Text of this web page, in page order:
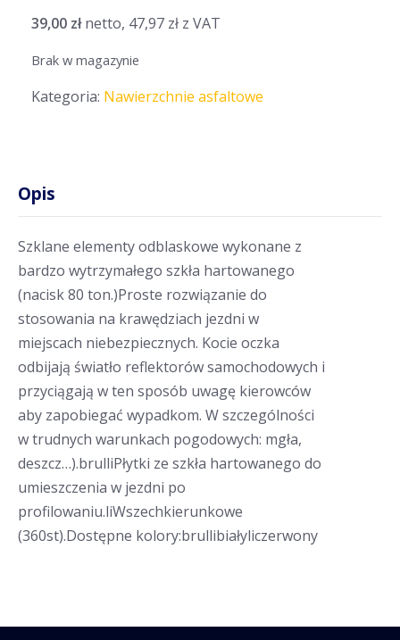
39,00 zł netto, 47,97 zł z VAT
Brak w magazynie
Kategoria: Nawierzchnie asfaltowe
Opis
Szklane elementy odblaskowe wykonane z
bardzo wytrzymałego szkła hartowanego
(nacisk 80 ton.)Proste rozwiązanie do
stosowania na krawędziach jezdni w
miejscach niebezpiecznych. Kocie oczka
odbijają światło reflektorów samochodowych i
przyciągają w ten sposób uwagę kierowców
aby zapobiegać wypadkom. W szczególności
w trudnych warunkach pogodowych: mgła,
deszcz…).brulliPłytki ze szkła hartowanego do
umieszczenia w jezdni po
profilowaniu.liWszechkierunkowe
(360st).Dostępne kolory:brullibiałyliczerwony